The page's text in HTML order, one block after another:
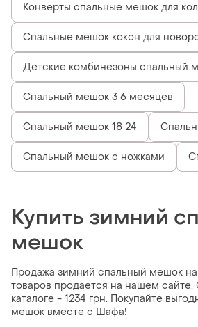
Конверты спальные мешок для
Спальные мешок кокон для
Детские комбинезоны спальный
Спальный мешок 3 6 месяцев
Спальный мешок 18 24
Спальный мешок с ножками
Купить зимний
мешок
Продажа зимний спальный мешок на
товаров продается на нашем сайте.
каталоге - 1234 грн. Покупайте
мешок вместе с Шафа!